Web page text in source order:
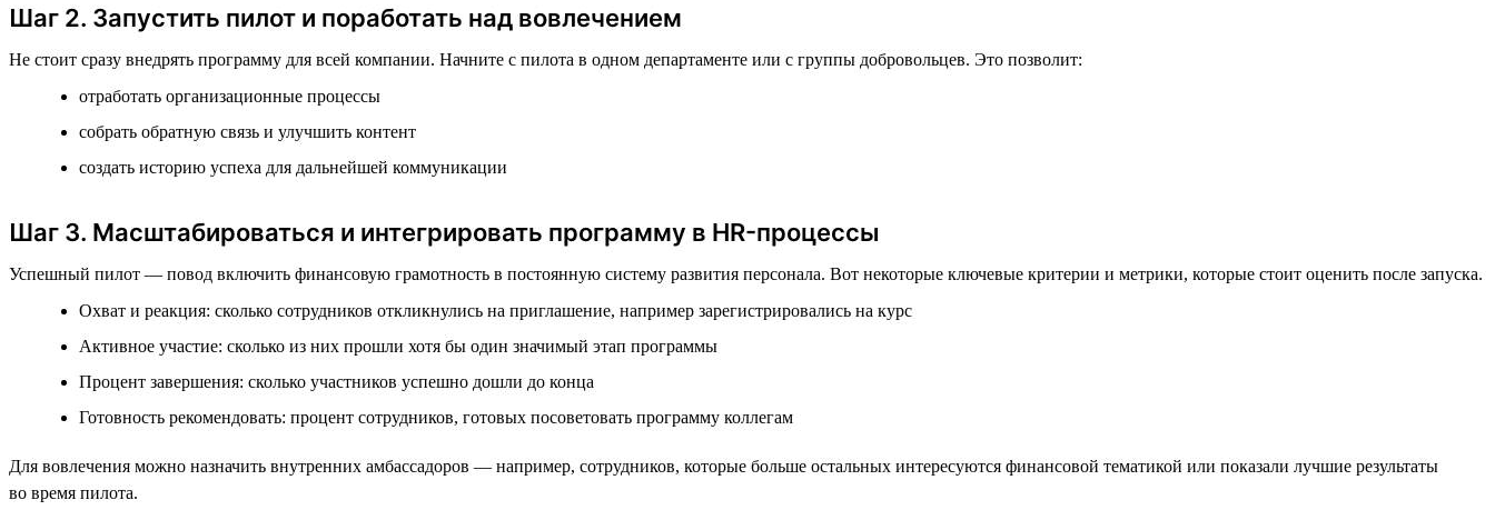
Шаг 2. Запустить пилот и поработать над вовлечением
Не стоит сразу внедрять программу для всей компании. Начните с пилота в одном департаменте или с группы добровольцев. Это позволит:
отработать организационные процессы
собрать обратную связь и улучшить контент
создать историю успеха для дальнейшей коммуникации
Шаг 3. Масштабироваться и интегрировать программу в HR-процессы
Успешный пилот — повод включить финансовую грамотность в постоянную систему развития персонала. Вот некоторые ключевые критерии и метрики, которые стоит оценить после запуска.
Охват и реакция: сколько сотрудников откликнулись на приглашение, например зарегистрировались на курс
Активное участие: сколько из них прошли хотя бы один значимый этап программы
Процент завершения: сколько участников успешно дошли до конца
Готовность рекомендовать: процент сотрудников, готовых посоветовать программу коллегам
Для вовлечения можно назначить внутренних амбассадоров — например, сотрудников, которые больше остальных интересуются финансовой тематикой или показали лучшие результаты
во время пилота.